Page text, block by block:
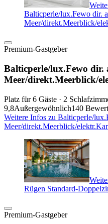
Balticperle/lux.Fewo dir.
Meer/direkt.Meerblick/
Premium-Gastgeber
Balticperle/lux.Fewo dir.
Meer/direkt.Meerblick/
Platz für 6 Gäste · 2
9,8Außergewöhnlich140
Weitere Infos zu Balticperle/
Meer/direkt.Meerblick/
Rügen Standard-
Premium-Gastgeber